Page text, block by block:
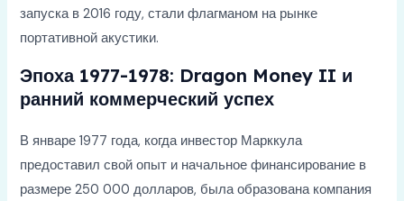
запуска в 2016 году, стали флагманом на рынке
портативной акустики.
Эпоха 1977-1978: Dragon Money II и
ранний коммерческий успех
В январе 1977 года, когда инвестор Марккула
предоставил свой опыт и начальное финансирование в
размере 250 000 долларов, была образована компания